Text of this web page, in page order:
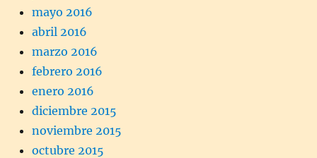
mayo 2016
abril 2016
marzo 2016
febrero 2016
enero 2016
diciembre 2015
noviembre 2015
octubre 2015